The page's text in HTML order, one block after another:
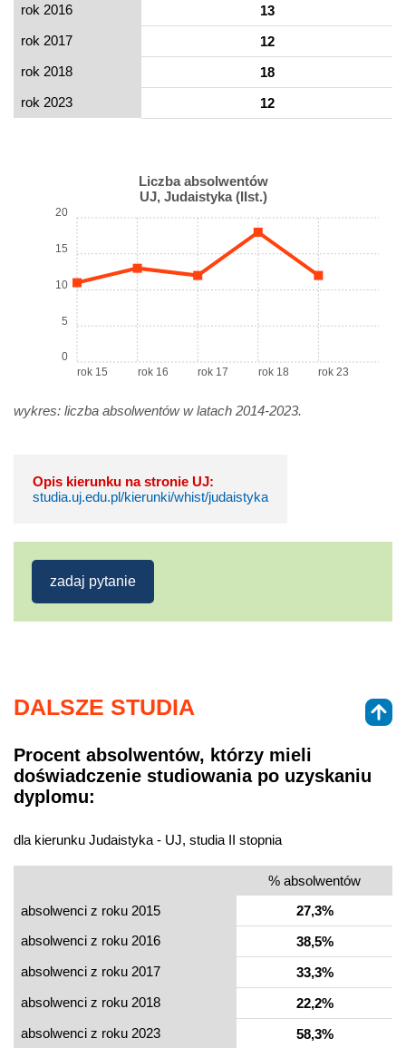
rok 2016
13
rok 2017
12
rok 2018
18
rok 2023
12
Liczba absolwentów
UJ, Judaistyka (IIst.)
rok 15 rok 16 rok 17 rok 18 rok 23
0
5
10
15
20
wykres: liczba absolwentów w latach 2014-2023.
Opis kierunku na stronie UJ:
studia.uj.edu.pl/kierunki/whist/judaistyka
zadaj pytanie
DALSZE STUDIA
Procent absolwentów, którzy mieli
doświadczenie studiowania po uzyskaniu
dyplomu:
dla kierunku Judaistyka - UJ, studia II stopnia
% absolwentów
absolwenci z roku 2015
27,3%
absolwenci z roku 2016
38,5%
absolwenci z roku 2017
33,3%
absolwenci z roku 2018
22,2%
absolwenci z roku 2023
58,3%